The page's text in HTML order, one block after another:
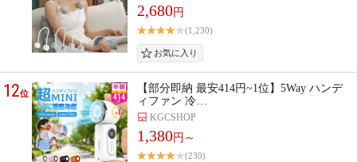
2,680円
(1,230)
12位
【部分即納 最安414円~1位】5Way ハンデ
ィファン 冷…
KGCSHOP
1,380円～
(230)